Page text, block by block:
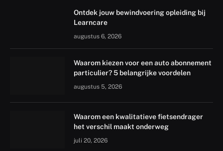
Ontdek jouw bewindvoering opleiding bij
Learncare
augustus 6, 2026
Waarom kiezen voor een auto abonnement
particulier? 5 belangrijke voordelen
augustus 5, 2026
Waarom een kwalitatieve fietsendrager
het verschil maakt onderweg
juli 20, 2026